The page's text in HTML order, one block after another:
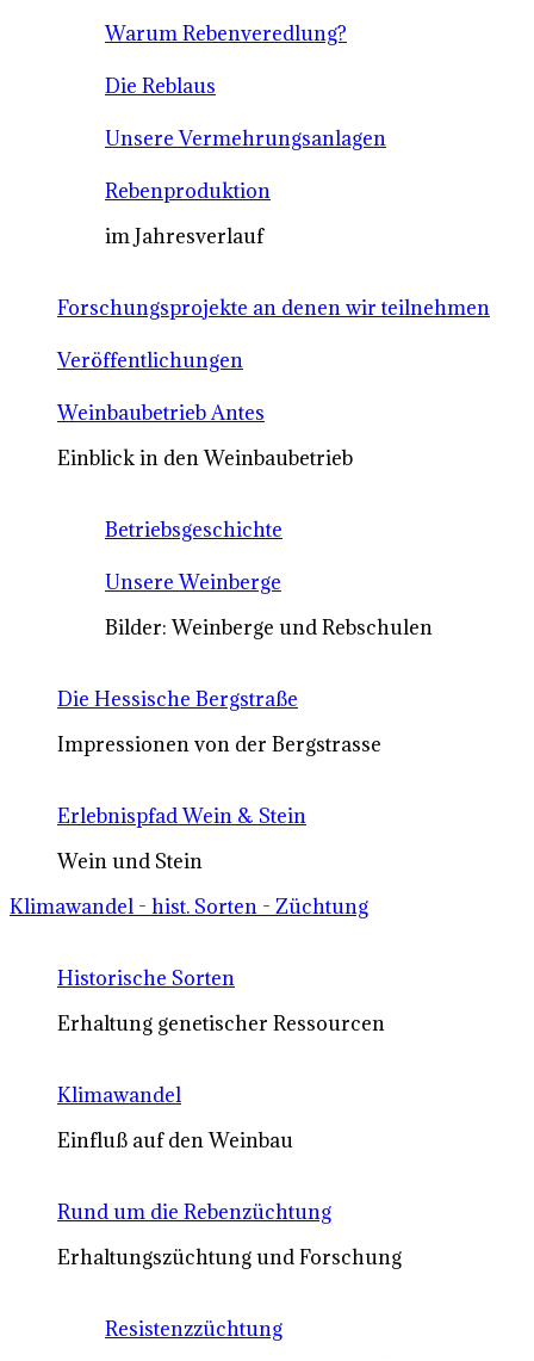
Warum Rebenveredlung?
Die Reblaus
Unsere Vermehrungsanlagen
Rebenproduktion
im Jahresverlauf
Forschungsprojekte an denen wir teilnehmen
Veröffentlichungen
Weinbaubetrieb Antes
Einblick in den Weinbaubetrieb
Betriebsgeschichte
Unsere Weinberge
Bilder: Weinberge und Rebschulen
Die Hessische Bergstraße
Impressionen von der Bergstrasse
Erlebnispfad Wein & Stein
Wein und Stein
Klimawandel - hist. Sorten - Züchtung
Historische Sorten
Erhaltung genetischer Ressourcen
Klimawandel
Einfluß auf den Weinbau
Rund um die Rebenzüchtung
Erhaltungszüchtung und Forschung
Resistenzzüchtung